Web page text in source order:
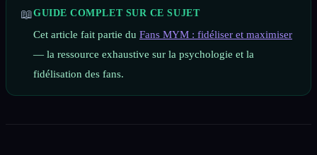
📖GUIDE COMPLET SUR CE SUJET
Cet article fait partie du Fans MYM : fidéliser et maximiser
— la ressource exhaustive sur la psychologie et la
fidélisation des fans.